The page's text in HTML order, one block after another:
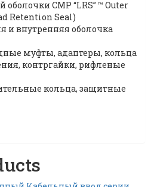
CMP “LRS” ™ Outer
Retention Seal)
и внутренняя оболочка
муфты, адаптеры, кольца
контргайки, рифленые
кольца, защитные